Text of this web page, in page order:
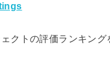
クトの評価ランキング